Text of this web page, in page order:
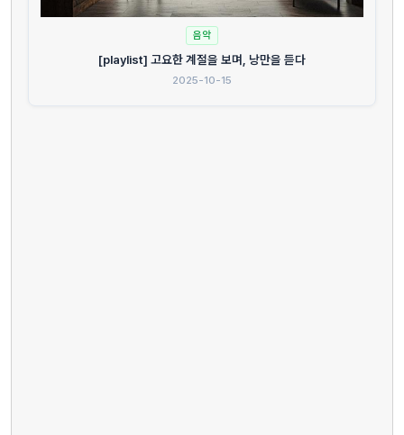
음악
[playlist] 고요한 계절을 보며, 낭만을 듣다
2025-10-15